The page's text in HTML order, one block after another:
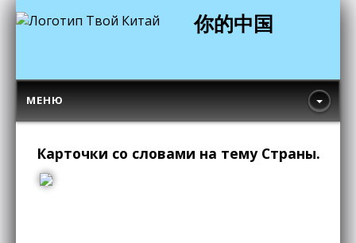
你的中国
МЕНЮ
Карточки со словами на тему Страны.